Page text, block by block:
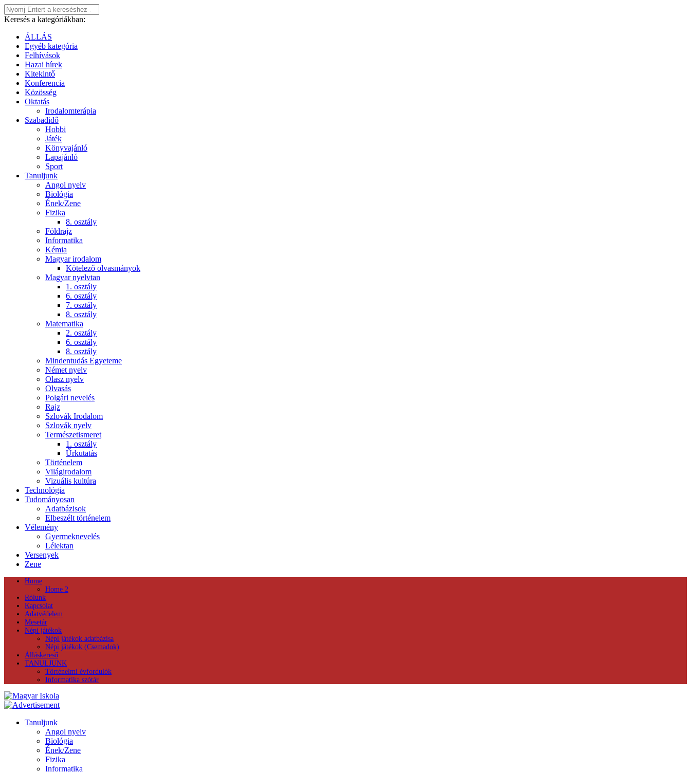
Keresés a kategóriákban:
ÁLLÁS
Egyéb kategória
Felhívások
Hazai hírek
Kitekintő
Konferencia
Közösség
Oktatás
Irodalomterápia
Szabadidő
Hobbi
Játék
Könyvajánló
Lapajánló
Sport
Tanuljunk
Angol nyelv
Biológia
Ének/Zene
Fizika
8. osztály
Földrajz
Informatika
Kémia
Magyar irodalom
Kötelező olvasmányok
Magyar nyelvtan
1. osztály
6. osztály
7. osztály
8. osztály
Matematika
2. osztály
6. osztály
8. osztály
Mindentudás Egyeteme
Német nyelv
Olasz nyelv
Olvasás
Polgári nevelés
Rajz
Szlovák Irodalom
Szlovák nyelv
Természetismeret
1. osztály
Űrkutatás
Történelem
Világirodalom
Vizuális kultúra
Technológia
Tudományosan
Adatbázisok
Elbeszélt történelem
Vélemény
Gyermeknevelés
Lélektan
Versenyek
Zene
Home
Home 2
Rólunk
Kapcsolat
Adatvédelem
Mesetár
Népi játékok
Népi játékok adatbázisa
Népi játékok (Csemadok)
Álláskereső
TANULJUNK
Történelmi évfordulók
Informatika szótár
Tanuljunk
Angol nyelv
Biológia
Ének/Zene
Fizika
Informatika